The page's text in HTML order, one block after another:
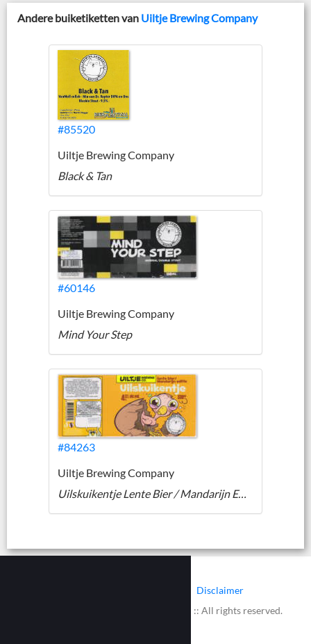
Andere buiketiketten van Uiltje Brewing Company
#85520
Uiltje Brewing Company
Black & Tan
#60146
Uiltje Brewing Company
Mind Your Step
#84263
Uiltje Brewing Company
Uilskuikentje Lente Bier / Mandarijn Editie
Disclaimer
© 2002 - 2026 :: www.bieretiketten.nl :: All rights reserved.